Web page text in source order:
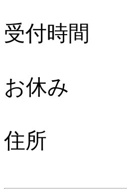
受付時間
お休み
住所 新